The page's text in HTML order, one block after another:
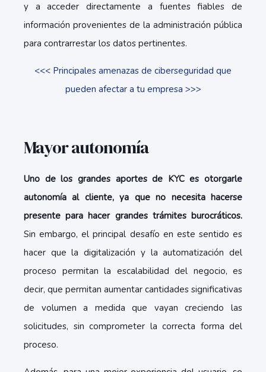
y a acceder directamente a fuentes fiables de
información provenientes de la administración pública
para contrarrestar los datos pertinentes.
<<< Principales amenazas de ciberseguridad que
pueden afectar a tu empresa >>>
Mayor autonomía
Uno de los grandes aportes de KYC es otorgarle
autonomía al cliente, ya que no necesita hacerse
presente para hacer grandes trámites burocráticos.
Sin embargo, el principal desafío en este sentido es
hacer que la digitalización y la automatización del
proceso permitan la escalabilidad del negocio, es
decir, que permitan aumentar cantidades significativas
de volumen a medida que vayan creciendo las
solicitudes, sin comprometer la correcta forma del
proceso.